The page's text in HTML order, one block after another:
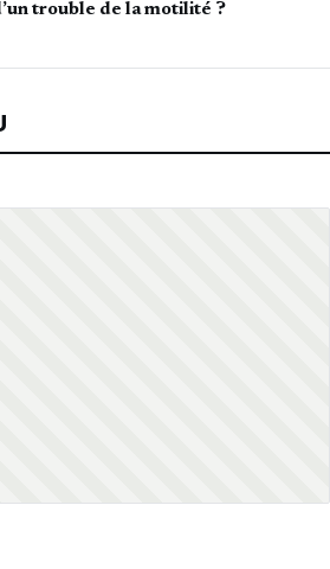
trouble de la motilité ?